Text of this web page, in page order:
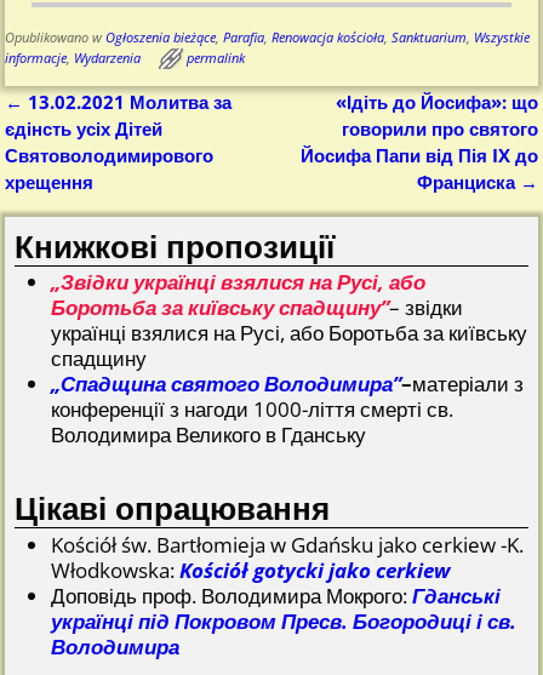
Opublikowano w Ogłoszenia bieżące,Parafia,Renowacja kościoła,Sanktuarium, Wszystkie
informacje, Wydarzenia permalink
Nawigacja
← 13.02.2021 Молитва за
єдінсть усіх Дітей
Святоволодимирового
хрещення
«Ідіть до Йосифа»: що
говорили про святого
Йосифа Папи від Пія IX до
Франциска →
Книжкові пропозиції
„Звідки українці взялися на Русі, або
Боротьба за київську спадщину”– звідки
українці взялися на Русі, або Боротьба за київську
спадщину
„Спадщина святого Володимира”–матеріали з
конференції з нагоди 1000-ліття смерті св.
Володимира Великого в Гданську
Цікаві опрацювання
Kościół św. Bartłomieja w Gdańsku jako cerkiew -K.
Włodkowska:Kościół gotycki jako cerkiew
Доповідь проф. Володимира Мокрого:Гданські
українці під Покровом Пресв. Богородиці і св.
Володимира